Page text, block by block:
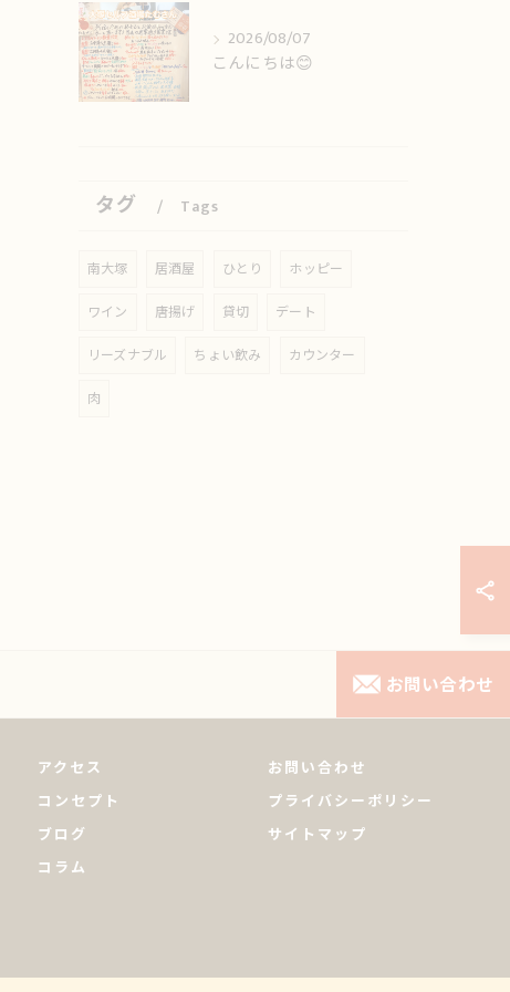
2026/08/07
こんにちは😊
タグ Tags
南大塚 居酒屋 ひとり
ホッピー
ワイン
唐揚げ 貸切
デート
リーズナブル
ちょい飲み
カウンター
肉
お問い合わせ
アクセス
コンセプト
ブログ
コラム
お問い合わせ
プライバシーポリシー
サイトマップ